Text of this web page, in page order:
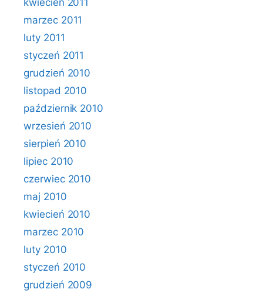
kwiecień 2011
marzec 2011
luty 2011
styczeń 2011
grudzień 2010
listopad 2010
październik 2010
wrzesień 2010
sierpień 2010
lipiec 2010
czerwiec 2010
maj 2010
kwiecień 2010
marzec 2010
luty 2010
styczeń 2010
grudzień 2009